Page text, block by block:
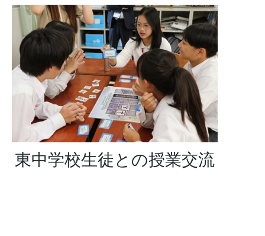
東中学校生徒との授業交流